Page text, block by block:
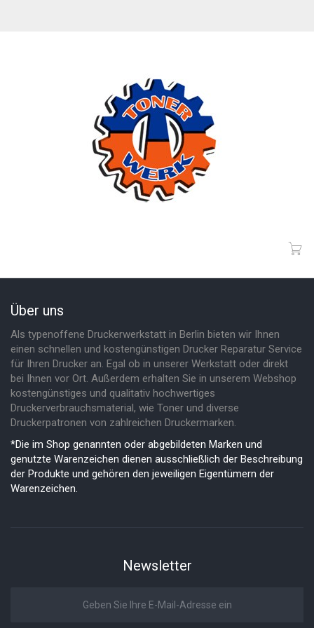
Über uns
Als typenoffene Druckerwerkstatt in Berlin bieten wir Ihnen
einen schnellen und kostengünstigen Drucker Reparatur Service
für Ihren Drucker an. Egal ob in unserer Werkstatt oder direkt
bei Ihnen vor Ort. Außerdem erhalten Sie in unserem Webshop
kostengünstiges und qualitativ hochwertiges
Druckerverbrauchsmaterial, wie Toner und diverse
Druckerpatronen von zahlreichen Druckermarken.
*Die im Shop genannten oder abgebildeten Marken und
genutzte Warenzeichen dienen ausschließlich der Beschreibung
der Produkte und gehören den jeweiligen Eigentümern der
Warenzeichen.
Newsletter